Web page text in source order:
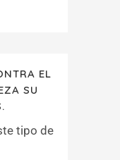
EL
SU
tipo de